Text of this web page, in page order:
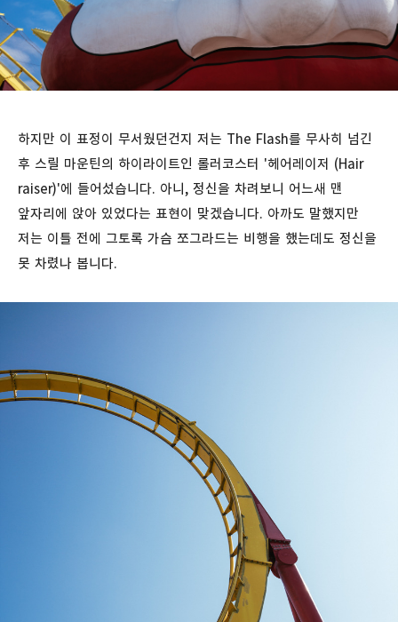
하지만 이 표정이 무서웠던건지 저는 The Flash를 무사히 넘긴
후 스릴 마운틴의 하이라이트인 롤러코스터 '헤어레이저 (Hair
raiser)'에 들어섰습니다. 아니, 정신을 차려보니 어느새 맨
앞자리에 앉아 있었다는 표현이 맞겠습니다. 아까도 말했지만
저는 이틀 전에 그토록 가슴 쪼그라드는 비행을 했는데도 정신을
못 차렸나 봅니다.